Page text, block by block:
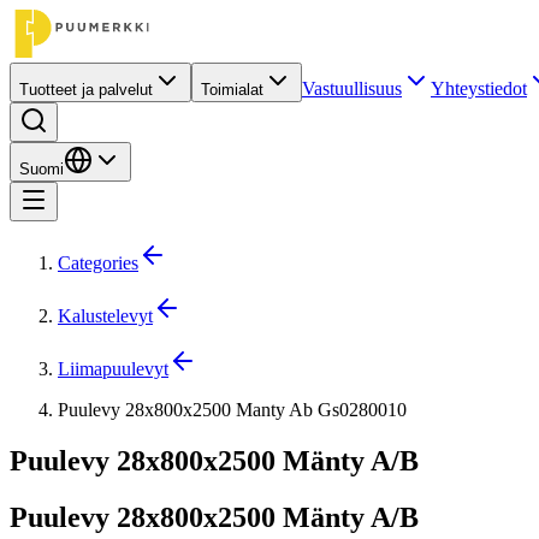
Tuotteet ja palvelut Toimialat Vastuullisuus Yhteystiedot
Suomi
Categories
Kalustelevyt
Liimapuulevyt
Puulevy 28x800x2500 Manty Ab Gs0280010
Puulevy 28x800x2500 Mänty A/B
Puulevy 28x800x2500 Mänty A/B